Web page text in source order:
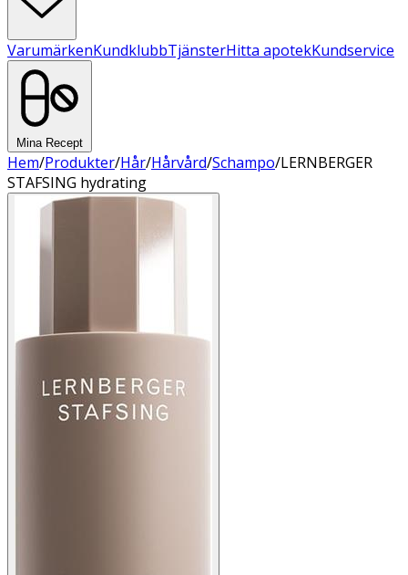
VarumärkenKundklubbTjänsterHitta apotekKundservice
Mina Recept
Hem/Produkter/Hår/Hårvård/Schampo/LERNBERGER
STAFSING hydrating